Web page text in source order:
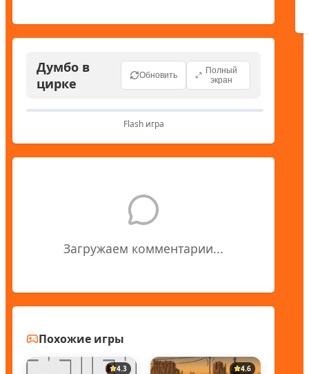
Думбо в
цирке
Обновить
Полный
экран
Flash игра
Загружаем комментарии...
Похожие игры
4.3 4.6